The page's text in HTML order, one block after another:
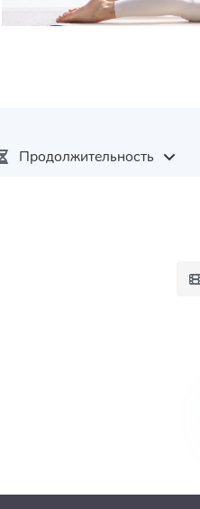
Продолжительность